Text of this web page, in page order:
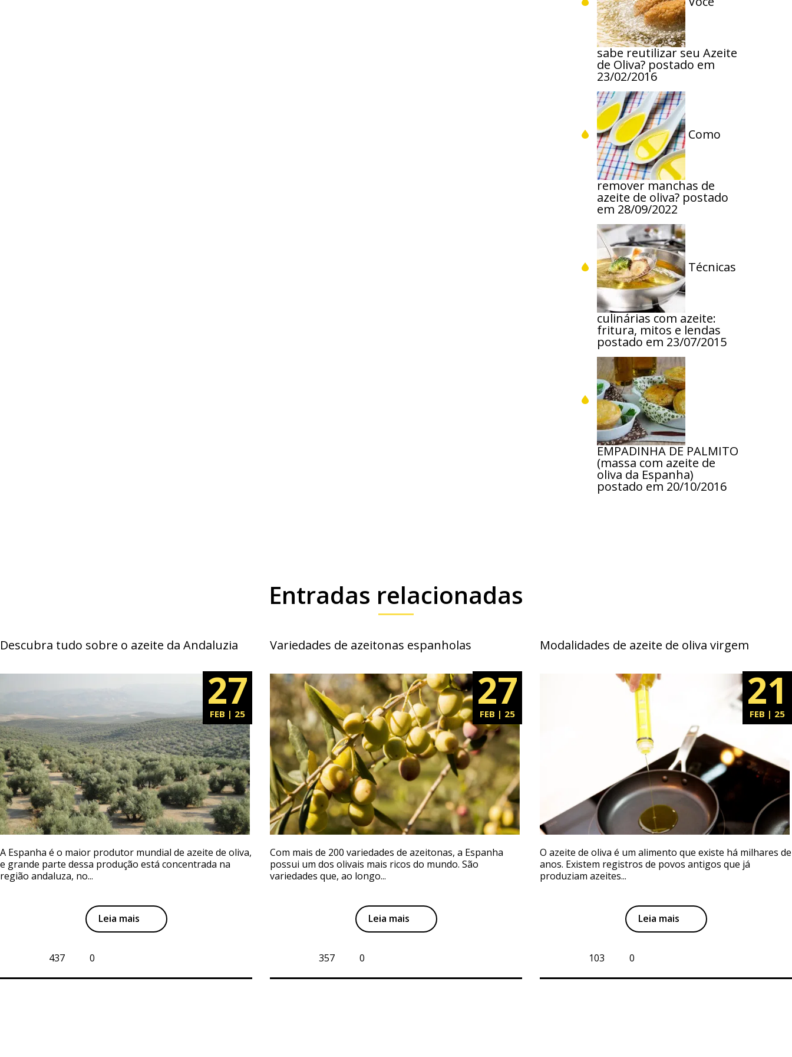
sabe reutilizar seu Azeite
de Oliva? postado em
23/02/2016
Como
remover manchas de
azeite de oliva? postado
em 28/09/2022
Técnicas
culinárias com azeite:
fritura, mitos e lendas
postado em 23/07/2015
EMPADINHA DE PALMITO
(massa com azeite de
oliva da Espanha)
postado em 20/10/2016
Entradas relacionadas
Descubra tudo sobre o azeite da Andaluzia
27
FEB | 25
A Espanha é o maior produtor mundial de azeite de oliva,
e grande parte dessa produção está concentrada na
região andaluza, no...
Leia mais
0
437
Variedades de azeitonas espanholas
27
FEB | 25
Com mais de 200 variedades de azeitonas, a Espanha
possui um dos olivais mais ricos do mundo. São
variedades que, ao longo...
Leia mais
0
357
Modalidades de azeite de oliva virgem
21
FEB | 25
O azeite de oliva é um alimento que existe há milhares de
anos. Existem registros de povos antigos que já
produziam azeites...
Leia mais
0
103